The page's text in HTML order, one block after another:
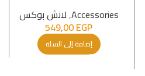
Accessories
,لانش بوكس
549,00EGP
إضافة إلى السلة